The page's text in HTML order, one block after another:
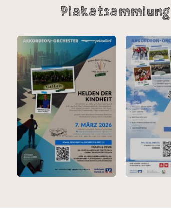
Plakatsammlung